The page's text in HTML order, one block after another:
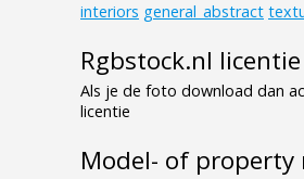
interiors general_abstract
Rgbstock.nl licentie
Als je de foto download dan
licentie
Model- of property